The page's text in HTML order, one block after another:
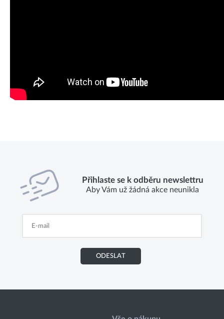
Přihlaste se k odběru newslettru
Aby Vám už žádná akce neunikla
ODESLAT